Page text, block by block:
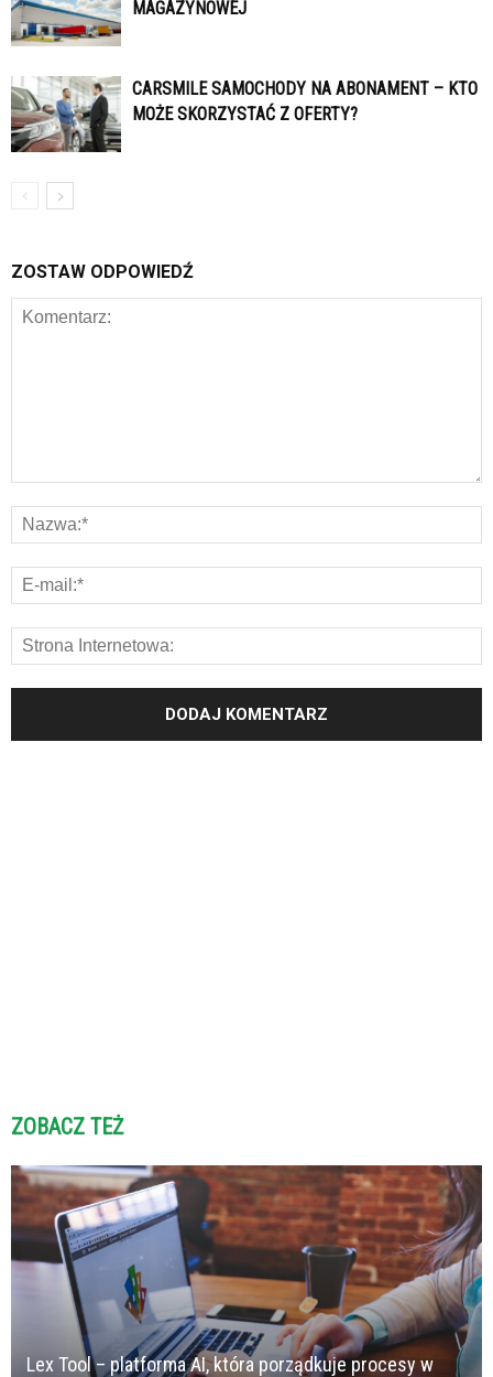
MAGAZYNOWEJ
CARSMILE SAMOCHODY NA ABONAMENT – KTO
MOŻE SKORZYSTAĆ Z OFERTY?
ZOSTAW ODPOWIEDŹ
ZOBACZ TEŻ
Lex Tool – platforma AI, która porządkuje procesy w